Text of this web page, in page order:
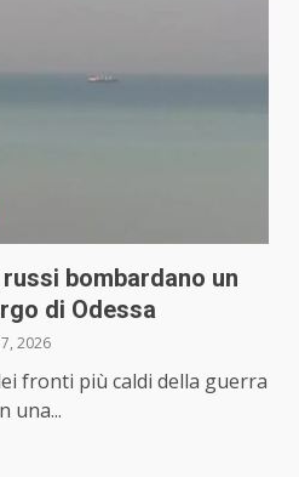
bombardano un
di Odessa
2026
fronti più caldi della guerra
una...